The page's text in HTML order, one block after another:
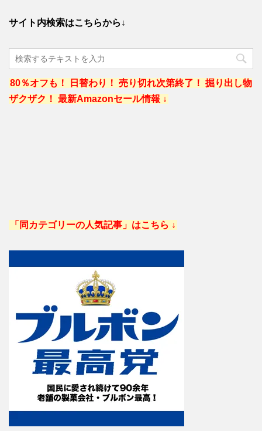
サイト内検索はこちらから↓
80％オフも！ 日替わり！ 売り切れ次第終了！ 掘り出し物
ザクザク！ 最新Amazonセール情報 ↓
「同カテゴリーの人気記事」はこちら ↓